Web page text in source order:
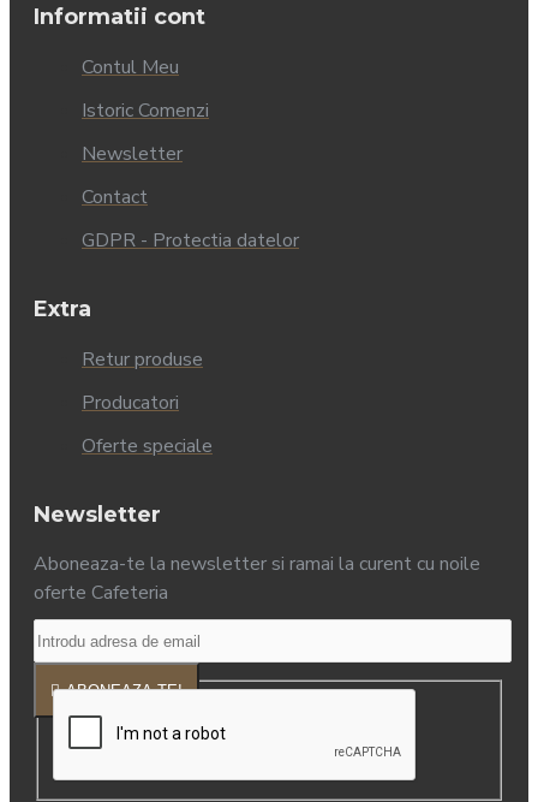
Informatii cont
Contul Meu
Istoric Comenzi
Newsletter
Contact
GDPR - Protectia datelor
Extra
Retur produse
Producatori
Oferte speciale
Newsletter
Aboneaza-te la newsletter si ramai la curent cu noile
oferte Cafeteria
ABONEAZA-TE!